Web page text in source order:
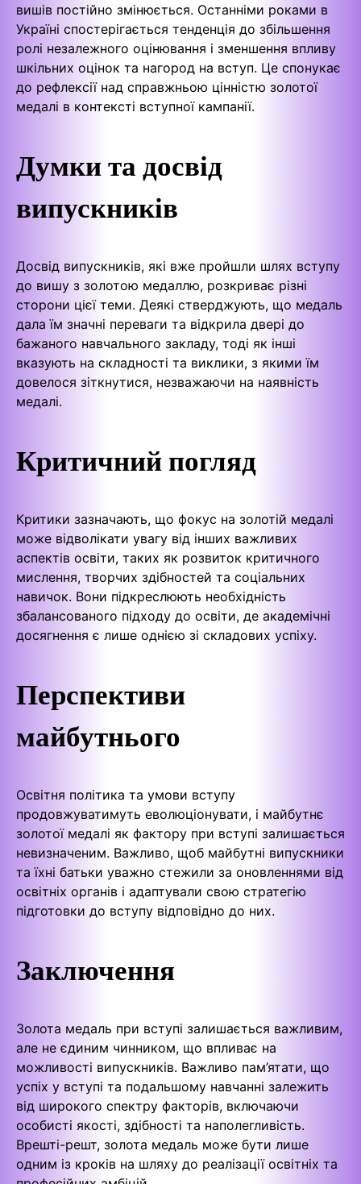
вишів постійно змінюється. Останніми роками в
Україні спостерігається тенденція до збільшення
ролі незалежного оцінювання і зменшення впливу
шкільних оцінок та нагород на вступ. Це спонукає
до рефлексії над справжньою цінністю золотої
медалі в контексті вступної кампанії.
Думки та досвід
випускників
Досвід випускників, які вже пройшли шлях вступу
до вишу з золотою медаллю, розкриває різні
сторони цієї теми. Деякі стверджують, що медаль
дала їм значні переваги та відкрила двері до
бажаного навчального закладу, тоді як інші
вказують на складності та виклики, з якими їм
довелося зіткнутися, незважаючи на наявність
медалі.
Критичний погляд
Критики зазначають, що фокус на золотій медалі
може відволікати увагу від інших важливих
аспектів освіти, таких як розвиток критичного
мислення, творчих здібностей та соціальних
навичок. Вони підкреслюють необхідність
збалансованого підходу до освіти, де академічні
досягнення є лише однією зі складових успіху.
Перспективи
майбутнього
Освітня політика та умови вступу
продовжуватимуть еволюціонувати, і майбутнє
золотої медалі як фактору при вступі залишається
невизначеним. Важливо, щоб майбутні випускники
та їхні батьки уважно стежили за оновленнями від
освітніх органів і адаптували свою стратегію
підготовки до вступу відповідно до них.
Заключення
Золота медаль при вступі залишається важливим,
але не єдиним чинником, що впливає на
можливості випускників. Важливо пам’ятати, що
успіх у вступі та подальшому навчанні залежить
від широкого спектру факторів, включаючи
особисті якості, здібності та наполегливість.
Врешті-решт, золота медаль може бути лише
одним із кроків на шляху до реалізації освітніх та